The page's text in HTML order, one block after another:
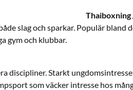
slag och sparkar. Populär bland
gym och klubbar.
discipliner. Starkt
som väcker intresse hos